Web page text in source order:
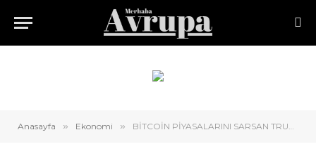
Anasayfa » Ekonomi » BİTCOİN PİYASALARINI SARSAN TRUMP HAMLESİ! BEKLENMEYEN REZERV KARARI YATIRIMCILARI ŞOKE ETTİ